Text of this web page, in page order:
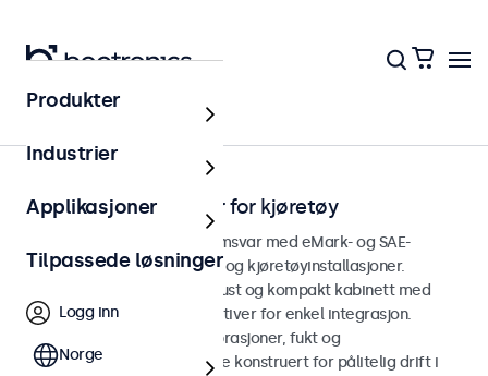
Hjem
eMark touchskjermer for kjøretøy
Touchskjermer utviklet i samsvar med eMark- og SAE-
standarder for bilindustrien og kjøretøyinstallasjoner.
Touchskjermene har et robust og kompakt kabinett med
fleksible monteringsalternativer for enkel integrasjon.
Utformet for å tåle støt, vibrasjoner, fukt og
temperaturvariasjoner er de konstruert for pålitelig drift i
Produkter
Industrier
Applikasjoner
Tilpassede løsninger
Logg inn
Norge